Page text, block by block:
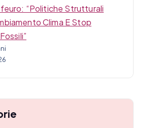
“Politiche Strutturali
Clima E Stop